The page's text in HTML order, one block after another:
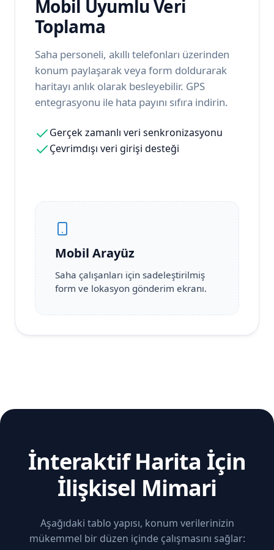
Mobil Uyumlu Veri
Toplama
Saha personeli, akıllı telefonları üzerinden
konum paylaşarak veya form doldurarak
haritayı anlık olarak besleyebilir. GPS
entegrasyonu ile hata payını sıfıra indirin.
Gerçek zamanlı veri senkronizasyonu
Çevrimdışı veri girişi desteği
Mobil Arayüz
Saha çalışanları için sadeleştirilmiş
form ve lokasyon gönderim ekranı.
İnteraktif Harita İçin
İlişkisel Mimari
Aşağıdaki tablo yapısı, konum verilerinizin
mükemmel bir düzen içinde çalışmasını sağlar: